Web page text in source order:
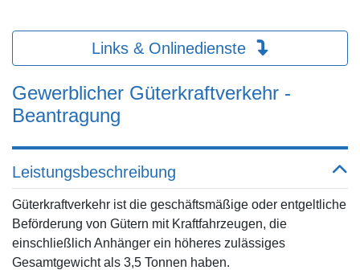
Links & Onlinedienste
Gewerblicher Güterkraftverkehr -
Beantragung
Leistungsbeschreibung
Güterkraftverkehr ist die geschäftsmäßige oder entgeltliche
Beförderung von Gütern mit Kraftfahrzeugen, die
einschließlich Anhänger ein höheres zulässiges
Gesamtgewicht als 3,5 Tonnen haben.